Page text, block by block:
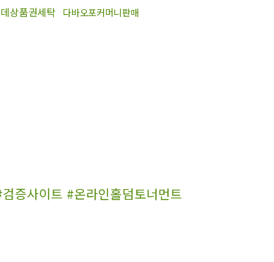
상품권세탁
다바오포커머니판매
증사이트 #온라인홀덤토너먼트